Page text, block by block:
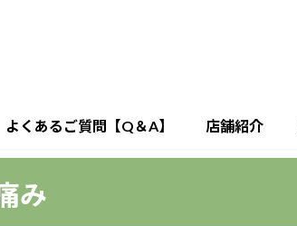
よくあるご質問【Q＆A】 店舗紹介
み